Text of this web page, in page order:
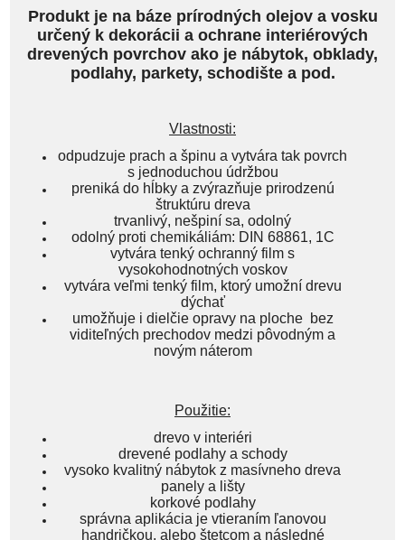
Produkt je na báze prírodných olejov a vosku
určený k dekorácii a ochrane interiérových
drevených povrchov ako je nábytok, obklady,
podlahy, parkety, schodište a pod.
Vlastnosti:
odpudzuje prach a špinu a vytvára tak povrch
s jednoduchou údržbou
preniká do hĺbky a zvýrazňuje prirodzenú
štruktúru dreva
trvanlivý, nešpiní sa, odolný
odolný proti chemikáliám: DIN 68861, 1C
vytvára tenký ochranný film s
vysokohodnotných voskov
vytvára veľmi tenký film, ktorý umožní drevu
dýchať
umožňuje i dielčie opravy na ploche bez
viditeľných prechodov medzi pôvodným a
novým náterom
Použitie:
drevo v interiéri
drevené podlahy a schody
vysoko kvalitný nábytok z masívneho dreva
panely a lišty
korkové podlahy
správna aplikácia je vtieraním ľanovou
handričkou, alebo štetcom a následné